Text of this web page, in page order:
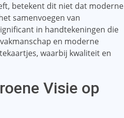
betekent dit niet dat moderne
samenvoegen van
in handtekeningen die
en moderne
waarbij kwaliteit en
Visie op